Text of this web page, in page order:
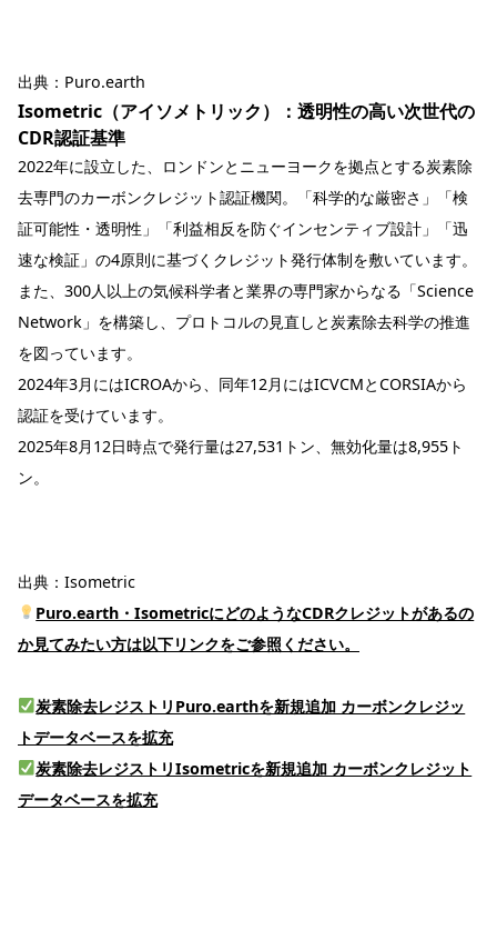
出典： Puro.earth
Isometric（アイソメトリック）：透明性の高い次世代の
CDR認証基準
2022年に設立した、ロンドンとニューヨークを拠点とする炭素除
去専門のカーボンクレジット認証機関。「科学的な厳密さ」「検
証可能性・透明性」「利益相反を防ぐインセンティブ設計」「迅
速な検証」の4原則に基づくクレジット発行体制を敷いています。
また、300人以上の気候科学者と業界の専門家からなる「Science
Network」を構築し、プロトコルの見直しと炭素除去科学の推進
を図っています。
2024年3月にはICROAから、同年12月にはICVCMとCORSIAから
認証を受けています。
2025年8月12日時点で発行量は27,531トン、無効化量は8,955ト
ン。
出典： Isometric
Puro.earth・IsometricにどのようなCDRクレジットがあるの
か見てみたい方は以下リンクをご参照ください。
炭素除去レジストリPuro.earthを新規追加 カーボンクレジッ
トデータベースを拡充
炭素除去レジストリIsometricを新規追加 カーボンクレジット
データベースを拡充